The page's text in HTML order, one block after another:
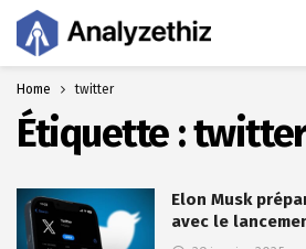
Home twitter
Étiquette :twitter
Elon Musk
avec le